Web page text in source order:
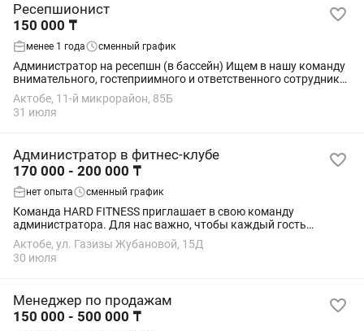
Ресепшионист
150 000 ₸
менее 1 года сменный график
Администратор на ресепшн (в бассейн) Ищем в нашу команду
внимательного, гостеприимного и ответственного сотрудника
на позицию администратора ресепшн в бассейн. Условия
работы: • График: 2/2. •...
Актобе, 11-й микрорайон, 85Б
31 июля
Администратор в фитнес-клубе
170 000 - 200 000 ₸
нет опыта сменный график
Команда HARD FITNESS приглашает в свою команду
администратора. Для нас важно, чтобы каждый гость
чувствовал внимание, комфорт и высокий уровень сервиса с
первых минут посещения клуба. Поэтому мы...
Актобе, ул. Газизы Жубановой, 15Д
30 июля
Менеджер по продажам
150 000 - 500 000 ₸